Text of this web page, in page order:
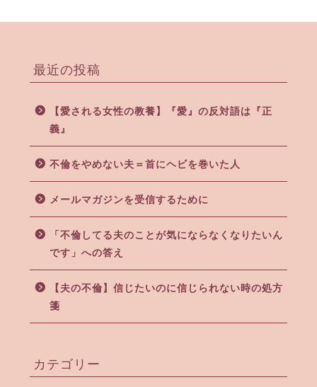
最近の投稿
【愛される女性の教養】『愛』の反対語は『正
義』
不倫をやめない夫＝首にヘビを巻いた人
メールマガジンを受信するために
「不倫してる夫のことが気にならなくなりたいん
です」への答え
【夫の不倫】信じたいのに信じられない時の処方
箋
カテゴリー